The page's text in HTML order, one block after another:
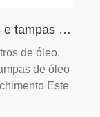
Máquina de rotulagem de tampas e tampas de óleo de cozinha para garrafas pequenas
de óleo,
de óleo
Este